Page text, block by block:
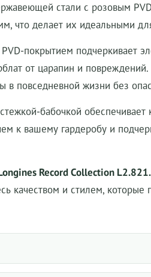
стали с розовым
что делает их идеальными
покрытием подчеркивает
от царапин и повреждений.
в повседневной жизни без
бабочкой обеспечивает
к вашему гардеробу и
Record Collection
качеством и стилем, которые